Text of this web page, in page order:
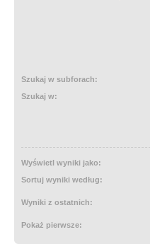
Szukaj w subforach:
Szukaj w:
Wyświetl wyniki jako:
Sortuj wyniki według:
Wyniki z ostatnich:
Pokaż pierwsze: